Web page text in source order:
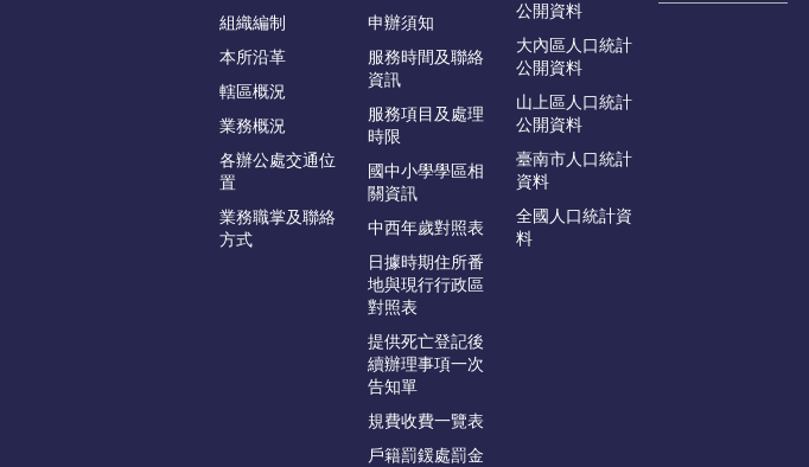
組織編制
本所沿革
轄區概況
業務概況
各辦公處交通位
置
業務職掌及聯絡
方式
申辦須知
服務時間及聯絡
資訊
服務項目及處理
時限
國中小學學區相
關資訊
中西年歲對照表
日據時期住所番
地與現行行政區
對照表
提供死亡登記後
續辦理事項一次
告知單
規費收費一覽表
戶籍罰鍰處罰金
公開資料
大內區人口統計
公開資料
山上區人口統計
公開資料
臺南市人口統計
資料
全國人口統計資
料